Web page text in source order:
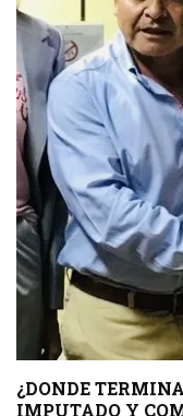
¿DONDE
IMPUTADO Y